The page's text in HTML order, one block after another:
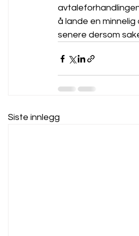
å lande en
senere dersom
Siste innlegg